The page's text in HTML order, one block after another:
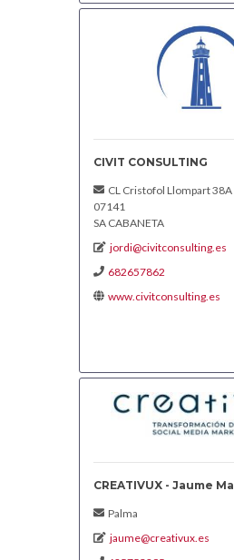
CIVIT CONSULTING
CL Cristofol Llompart 38A
07141
SA CABANETA
jordi@civitconsulting.es
682657862
www.civitconsulting.es
CREATIVUX - Jaume
Palma
jaume@creativux.es